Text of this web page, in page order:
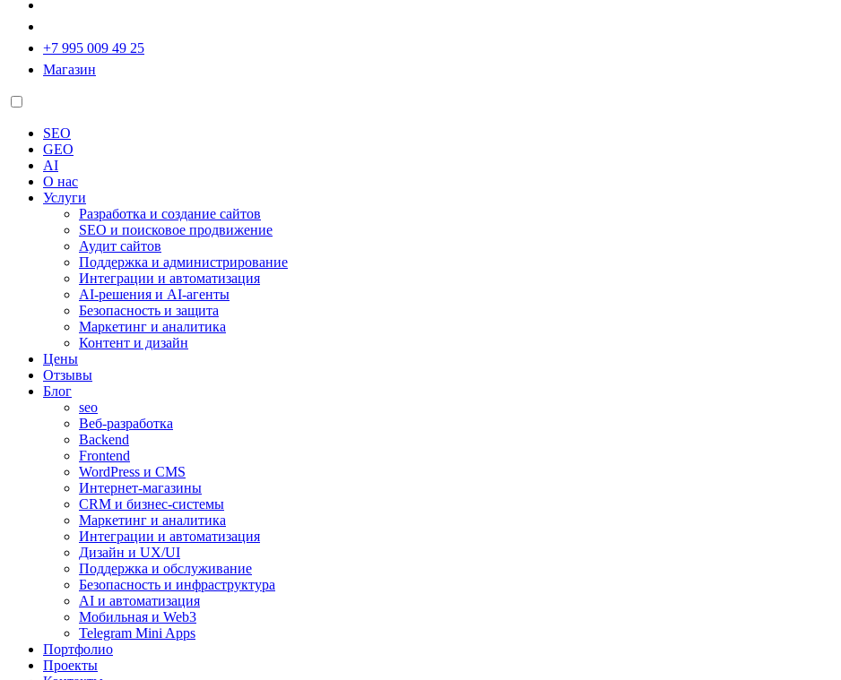
+7 995 009 49 25
Магазин
SEO
GEO
AI
О нас
Услуги
Разработка и создание сайтов
SEO и поисковое продвижение
Аудит сайтов
Поддержка и администрирование
Интеграции и автоматизация
AI-решения и AI-агенты
Безопасность и защита
Маркетинг и аналитика
Контент и дизайн
Цены
Отзывы
Блог
seo
Веб-разработка
Backend
Frontend
WordPress и CMS
Интернет-магазины
CRM и бизнес-системы
Маркетинг и аналитика
Интеграции и автоматизация
Дизайн и UX/UI
Поддержка и обслуживание
Безопасность и инфраструктура
AI и автоматизация
Мобильная и Web3
Telegram Mini Apps
Портфолио
Проекты